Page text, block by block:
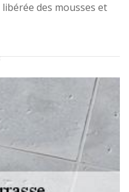
des mousses et